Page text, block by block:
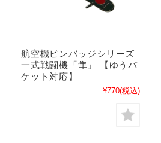
航空機ピンバッジシリーズ
一式戦闘機「隼」 【ゆうパ
ケット対応】
¥770(税込)